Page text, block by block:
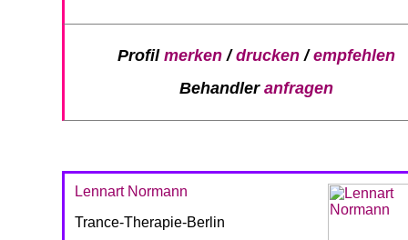
Profil merken/drucken/empfehlen
Behandler anfragen
Lennart Normann
Trance-Therapie-Berlin